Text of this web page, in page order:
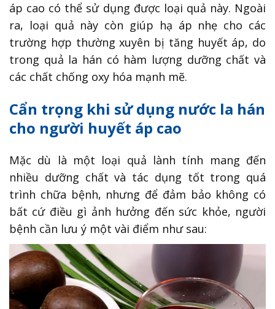
áp cao có thể sử dụng được loại quả này. Ngoài
ra, loại quả này còn giúp hạ áp nhẹ cho các
trường hợp thường xuyên bị tăng huyết áp, do
trong quả la hán có hàm lượng dưỡng chất và
các chất chống oxy hóa mạnh mẽ.
Cẩn trọng khi sử dụng nước la hán
cho người huyết áp cao
Mặc dù là một loại quả lành tính mang đến
nhiều dưỡng chất và tác dụng tốt trong quá
trình chữa bệnh, nhưng để đảm bảo không có
bất cứ điều gì ảnh hưởng đến sức khỏe, người
bệnh cần lưu ý một vài điểm như sau: